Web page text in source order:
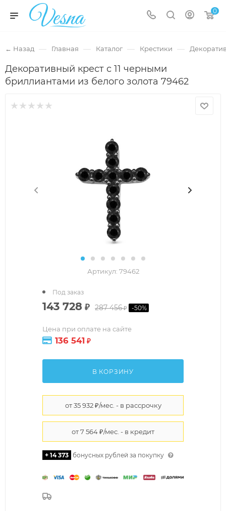
0
← Назад — Главная — Каталог — Крестики —
Декоративный крест с 11 черными
бриллиантами из белого золота 79462
Артикул: 79462
143 728 ₽ 287 456₽ -50%
Цена при оплате на сайте
136 541 ₽
Под заказ
В КОРЗИНУ
+ 14 373 бонусных рублей за покупку